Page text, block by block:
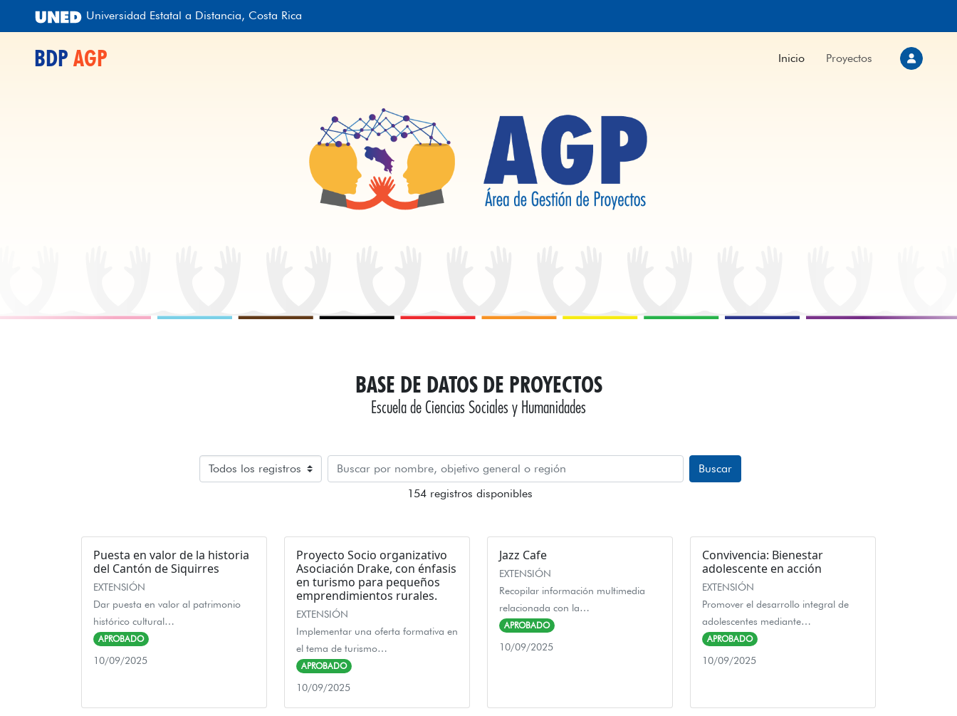
Universidad Estatal a Distancia, Costa Rica
BDP AGP Inicio Proyectos
BASE DE DATOS DE PROYECTOS
Escuela de Ciencias Sociales y Humanidades
Buscar
154 registros disponibles
Puesta en valor de la historia
del Cantón de Siquirres
EXTENSIÓN
Dar puesta en valor al patrimonio
histórico cultural…
APROBADO
10/09/2025
Proyecto Socio organizativo
Asociación Drake, con énfasis
en turismo para pequeños
emprendimientos rurales.
EXTENSIÓN
Implementar una oferta formativa en
el tema de turismo…
APROBADO
10/09/2025
Jazz Cafe
EXTENSIÓN
Recopilar información multimedia
relacionada con la…
APROBADO
10/09/2025
Convivencia: Bienestar
adolescente en acción
EXTENSIÓN
Promover el desarrollo integral de
adolescentes mediante…
APROBADO
10/09/2025